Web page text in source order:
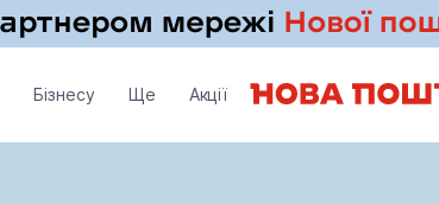
Бізнесу Ще Акції